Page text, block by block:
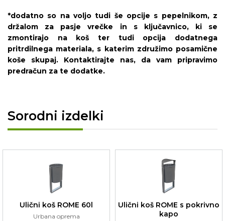
*dodatno so na voljo tudi še opcije s pepelnikom, z
držalom za pasje vrečke in s ključavnico, ki se
zmontirajo na koš ter tudi opcija dodatnega
pritrdilnega materiala, s katerim združimo posamične
koše skupaj. Kontaktirajte nas, da vam pripravimo
predračun za te dodatke.
Sorodni izdelki
Ulični koš ROME 60l
Urbana oprema
Ulični koš ROME s pokrivno
kapo